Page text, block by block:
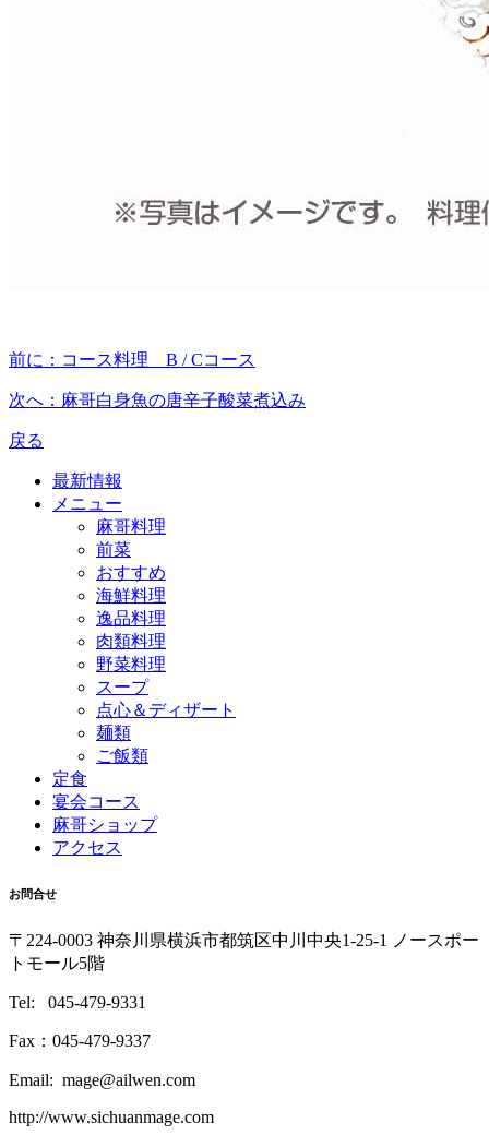
前に： コース料理 B / Cコース
次へ： 麻哥白身魚の唐辛子酸菜煮込み
戻る
最新情報
メニュー
麻哥料理
前菜
おすすめ
海鮮料理
逸品料理
肉類料理
野菜料理
スープ
点心＆ディザート
麺類
ご飯類
定食
宴会コース
麻哥ショップ
アクセス
お問合せ
〒224-0003 神奈川県横浜市都筑区中川中央1-25-1 ノースポー
トモール5階
Tel: 045-479-9331
Fax：045-479-9337
Email: mage@ailwen.com
http://www.sichuanmage.com